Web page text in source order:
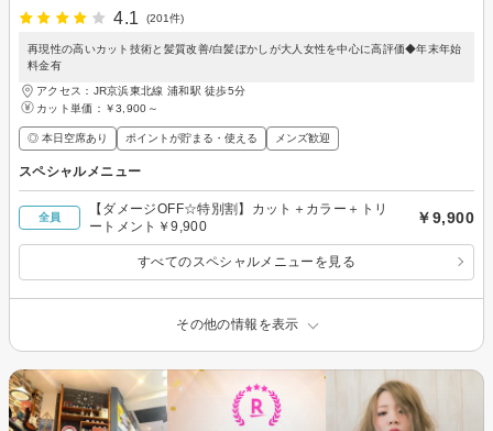
4.1
(201件)
再現性の高いカット技術と髪質改善/白髪ぼかしが大人女性を中心に高評価◆年末年始
料金有
アクセス：JR京浜東北線 浦和駅 徒歩5分
カット単価： ￥3,900～
◎ 本日空席あり ポイントが貯まる・使える メンズ歓迎
スペシャルメニュー
全員
【ダメージOFF☆特別割】カット＋カラー＋トリ
ートメント￥9,900
￥9,900
すべてのスペシャルメニューを見る
その他の情報を表示